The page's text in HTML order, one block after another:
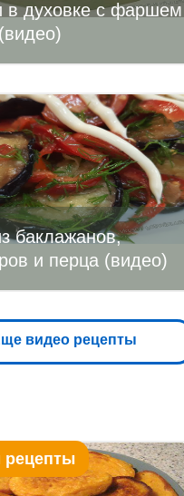
в духовке с фаршем
баклажанов,
и перца (видео)
видео рецепты
рецепты